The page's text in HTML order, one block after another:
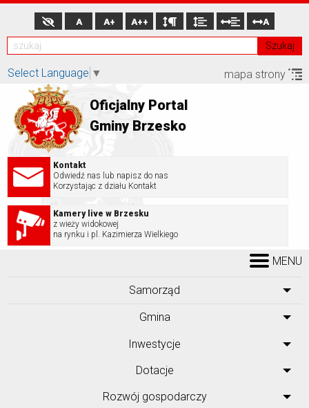
Szukaj
A A+ A++ A
Select Language ▼ mapa strony
Oficjalny Portal
Gminy Brzesko
Kontakt
Odwiedź nas lub napisz do nas
Korzystając z działu Kontakt
Kamery live w Brzesku
z wieży widokowej
na rynku i pl. Kazimierza Wielkiego
MENU
Samorząd
Gmina
Inwestycje
Dotacje
Rozwój gospodarczy